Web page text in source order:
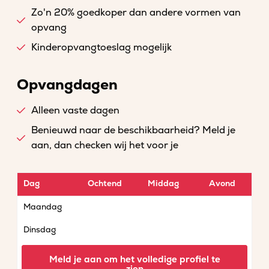
Zo'n 20% goedkoper dan andere vormen van
opvang
Kinderopvangtoeslag mogelijk
Opvangdagen
Alleen vaste dagen
Benieuwd naar de beschikbaarheid? Meld je
aan, dan checken wij het voor je
Dag Ochtend Middag Avond
Maandag
Dinsdag
Meld je aan om het volledige profiel te